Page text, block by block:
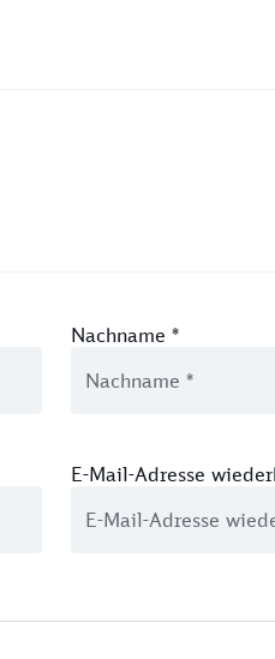
Nachname *
E-Mail-Adresse